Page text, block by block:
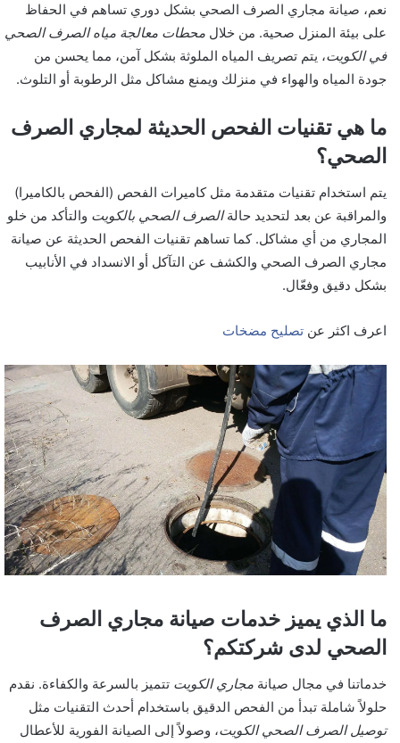
نعم، صيانة مجاري الصرف الصحي بشكل دوري تساهم في الحفاظ
على بيئة المنزل صحية. من خلال محطات معالجة مياه الصرف الصحي
في الكويت، يتم تصريف المياه الملوثة بشكل آمن، مما يحسن من
جودة المياه والهواء في منزلك ويمنع مشاكل مثل الرطوبة أو التلوث.
ما هي تقنيات الفحص الحديثة لمجاري الصرف
الصحي؟
يتم استخدام تقنيات متقدمة مثل كاميرات الفحص (الفحص بالكاميرا)
والمراقبة عن بعد لتحديد حالةالصرف الصحي بالكويت والتأكد من خلو
المجاري من أي مشاكل. كما تساهم تقنيات الفحص الحديثة عن صيانة
مجاري الصرف الصحي والكشف عن التآكل أو الانسداد في الأنابيب
بشكل دقيق وفعّال.
اعرف اكثر عن تصليح مضخات
ما الذي يميز خدمات صيانة مجاري الصرف
الصحي لدى شركتكم؟
خدماتنا في مجال صيانة مجاري الكويت تتميز بالسرعة والكفاءة. نقدم
حلولاً شاملة تبدأ من الفحص الدقيق باستخدام أحدث التقنيات مثل
توصيل الصرف الصحي الكويت، وصولاً إلى الصيانة الفورية للأعطال